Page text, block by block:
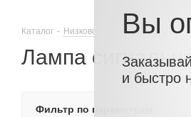
Каталог - Низковольтное оборудование
Лампа
Фильтр по параметрам
Вы
и быстро